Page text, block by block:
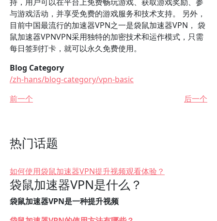
与游戏活动，并享受免费的游戏服务和技术支持。 另外，
目前中国最流行的加速器VPN之一是袋鼠加速器VPN， 袋
鼠加速器VPNVPN采用独特的加密技术和运作模式，只需
每日签到打卡，就可以永久免费使用。
Blog Category
/zh-hans/blog-category/vpn-basic
前一个
后一个
热门话题
如何使用袋鼠加速器VPN提升视频观看体验？
袋鼠加速器VPN是什么？
袋鼠加速器VPN是一种提升视频